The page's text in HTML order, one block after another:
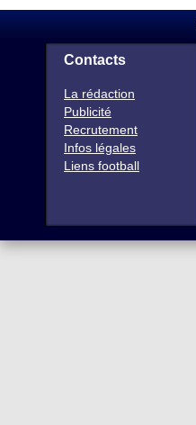
Contacts
La rédaction
Publicité
Recrutement
Infos légales
Liens football